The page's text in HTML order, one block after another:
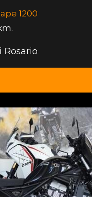
1200
Rosario